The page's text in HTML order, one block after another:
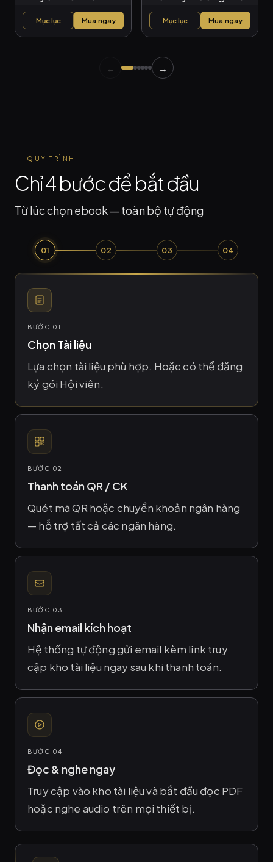
Mục lục Mua ngay Mục lục Mua ngay
← →
QUY TRÌNH
Chỉ 4 bước để bắt đầu
Từ lúc chọn ebook — toàn bộ tự động
01 02 03 04
BƯỚC 01
Chọn Tài liệu
Lựa chọn tài liệu phù hợp. Hoặc có thể đăng
ký gói Hội viên.
BƯỚC 02
Thanh toán QR / CK
Quét mã QR hoặc chuyển khoản ngân hàng
— hỗ trợ tất cả các ngân hàng.
BƯỚC 03
Nhận email kích hoạt
Hệ thống tự động gửi email kèm link truy
cập kho tài liệu ngay sau khi thanh toán.
BƯỚC 04
Đọc & nghe ngay
Truy cập vào kho tài liệu và bắt đầu đọc PDF
hoặc nghe audio trên mọi thiết bị.